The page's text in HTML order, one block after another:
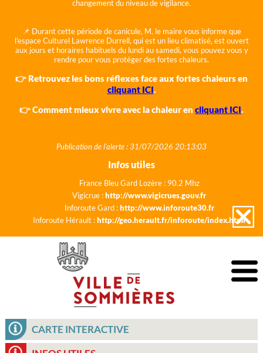
changement du niveau de vigilance.
📌 Durant cette période de canicule, M. le maire vous informe que
l'espace Culturel Lawrence Durrell, qui est un lieu climatisé, est ouvert
aux jours et horaires habituels du lundi au samedi, vous pouvez vous y
rendre pour vous protéger des fortes chaleurs.
👉 Retrouvez les bons réflexes face aux fortes chaleurs en
cliquant ICI.
👉 Comment mieux vivre avec la chaleur en cliquant ICI.
Publication de l'alerte : 31/07/2026 20:13:03
Infos utiles
France Bleu Gard Lozère : 90.2 Mhz
Vigicrue :http://www.vigicrues.gouv.fr
Inforoute Gard :http://www.inforoute30.fr
Inforoute Hérault :http://geo.herault.fr/inforoute/index.html
CARTE INTERACTIVE